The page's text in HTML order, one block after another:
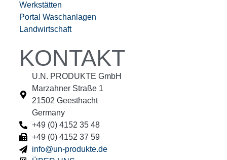
Werkstätten
Portal Waschanlagen
Landwirtschaft
KONTAKT
U.N. PRODUKTE GmbH
Marzahner Straße 1
21502 Geesthacht
Germany
+49 (0) 4152 35 48
+49 (0) 4152 37 59
info@un-produkte.de